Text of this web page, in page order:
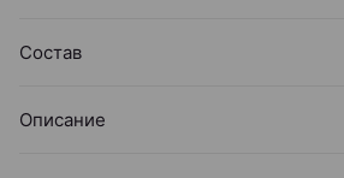
Состав
Описание